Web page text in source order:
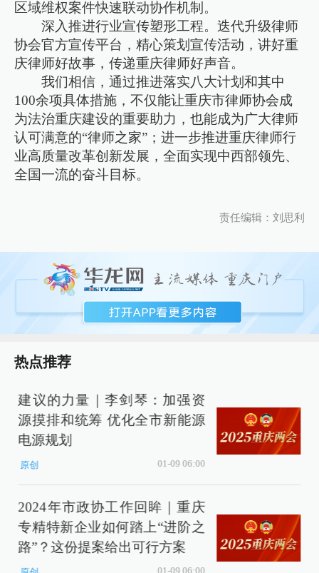
区域维权案件快速联动协作机制。
深入推进行业宣传塑形工程。迭代升级律师
协会官方宣传平台，精心策划宣传活动，讲好重
庆律师好故事，传递重庆律师好声音。
我们相信，通过推进落实八大计划和其中
100余项具体措施，不仅能让重庆市律师协会成
为法治重庆建设的重要助力，也能成为广大律师
认可满意的“律师之家”；进一步推进重庆律师行
业高质量改革创新发展，全面实现中西部领先、
全国一流的奋斗目标。
责任编辑：刘思利
热点推荐
建议的力量｜李剑琴：加强资
源摸排和统筹 优化全市新能源
电源规划
原创 01-09 06:00
2024年市政协工作回眸｜重庆
专精特新企业如何踏上“进阶之
路”？这份提案给出可行方案
01-09 06:00